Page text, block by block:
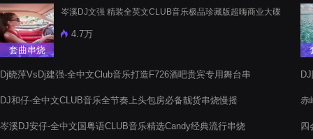
套曲串烧
岑溪DJ文强 精装全英文CLUB音乐极品珍藏版超嗨商业大碟
4.7万
Dj晓萍VsDj建强-全中文Club音乐打造F726酒吧贵宾专用舞台串
DJ和仔-全中文CLUB音乐全节奏上头包房必备靓货串烧慢摇
岑溪DJ安仔-全中文国粤语CLUB音乐精选Candy经典流行串烧
赤
四